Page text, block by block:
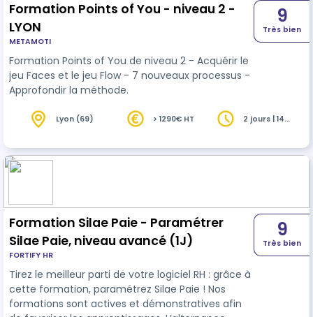
Formation Points of You - niveau 2 -
LYON
METAMOTI
Formation Points of You de niveau 2 - Acquérir le
jeu Faces et le jeu Flow - 7 nouveaux processus -
Approfondir la méthode.
9
Très bien
Lyon (69) > 1290€ HT
2 jours | 14
Formation Silae Paie - Paramétrer
Silae Paie, niveau avancé (1J)
FORTIFY HR
Tirez le meilleur parti de votre logiciel RH : grâce à
cette formation, paramétrez Silae Paie ! Nos
formations sont actives et démonstratives afin
9
Très bien